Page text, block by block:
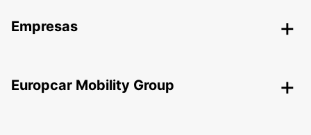
Empresas
Europcar Mobility Group